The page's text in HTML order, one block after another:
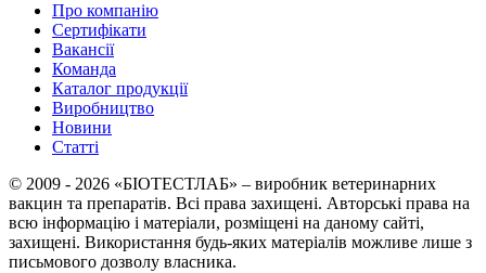
Про компанію
Сертифікати
Вакансії
Команда
Каталог продукції
Виробництво
Новини
Статті
© 2009 - 2026 «БІОТЕСТЛАБ» – виробник ветеринарних
вакцин та препаратів. Всі права захищені. Авторські права на
всю інформацію і матеріали, розміщені на даному сайті,
захищені. Використання будь-яких матеріалів можливе лише з
письмового дозволу власника.